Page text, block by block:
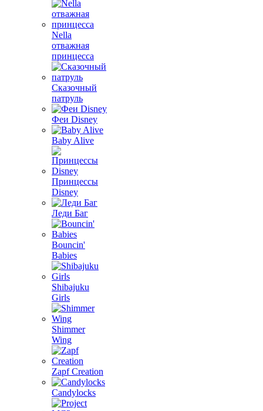
Nella
отважная
принцесса
Сказочный
патруль
Феи Disney
Baby Alive
Принцессы
Disney
Леди Баг
Bouncin'
Babies
Shibajuku
Girls
Shimmer
Wing
Zapf Creation
Candylocks